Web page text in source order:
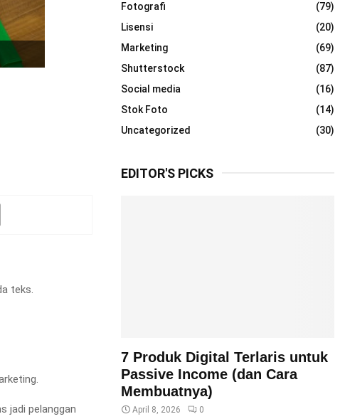
teks.
jadi pelanggan
H
Fotografi
(79)
Lisensi
(20)
Marketing
(69)
Shutterstock
(87)
Social media
(16)
Stok Foto
(14)
Uncategorized
(30)
EDITOR'S PICKS
7 Produk Digital Terlaris untuk
Passive Income (dan Cara
Membuatnya)
April 8, 2026 0